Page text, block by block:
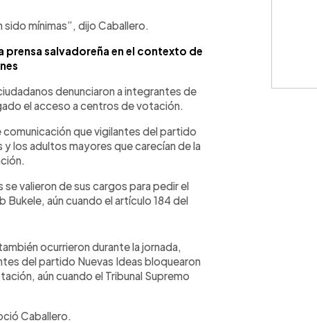
mínimas”, dijo Caballero.
prensa salvadoreña en el contexto de
denunciaron a integrantes de
el acceso a centros de votación.
que vigilantes del partido
los adultos mayores que carecían de la
valieron de sus cargos para pedir el
aún cuando el artículo 184 del
ocurrieron durante la jornada,
del partido Nuevas Ideas bloquearon
aún cuando el Tribunal Supremo
Caballero.